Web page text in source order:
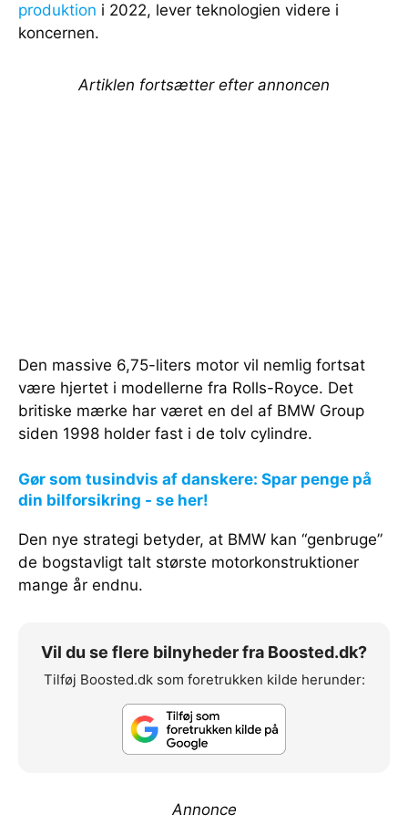
produktion i 2022, lever teknologien videre i
koncernen.
Artiklen fortsætter efter annoncen
Den massive 6,75-liters motor vil nemlig fortsat
være hjertet i modellerne fra Rolls-Royce. Det
britiske mærke har været en del af BMW Group
siden 1998 holder fast i de tolv cylindre.
Gør som tusindvis af danskere: Spar penge på
din bilforsikring - se her!
Den nye strategi betyder, at BMW kan “genbruge”
de bogstavligt talt største motorkonstruktioner
mange år endnu.
Vil du se flere bilnyheder fra Boosted.dk?
Tilføj Boosted.dk som foretrukken kilde herunder:
Annonce